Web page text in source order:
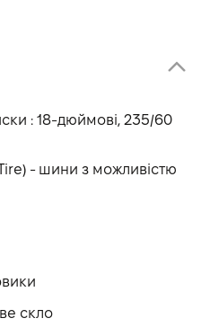
: 18-дюймові, 235/60
- шини з можливістю
скло